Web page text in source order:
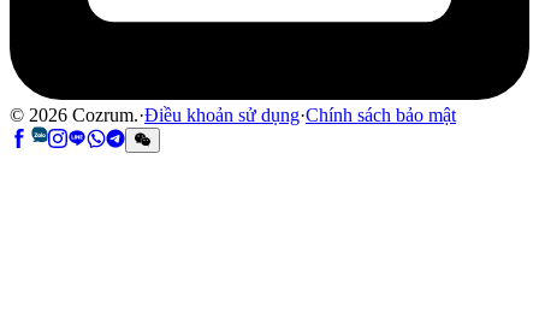
© 2026 Cozrum.·Điều khoản sử dụng·Chính sách bảo mật